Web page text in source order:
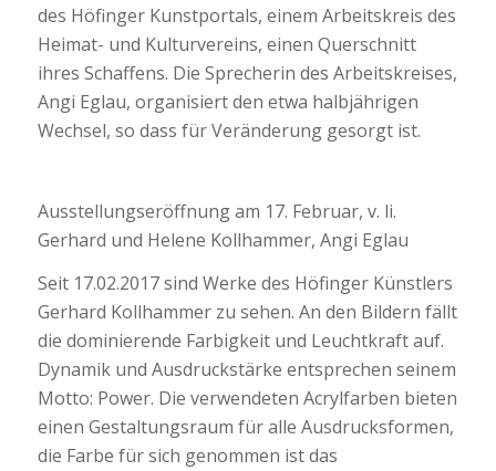
des Höfinger Kunstportals, einem Arbeitskreis des
Heimat- und Kulturvereins, einen Querschnitt
ihres Schaffens. Die Sprecherin des Arbeitskreises,
Angi Eglau, organisiert den etwa halbjährigen
Wechsel, so dass für Veränderung gesorgt ist.
Ausstellungseröffnung am 17. Februar, v. li.
Gerhard und Helene Kollhammer, Angi Eglau
Seit 17.02.2017 sind Werke des Höfinger Künstlers
Gerhard Kollhammer zu sehen. An den Bildern fällt
die dominierende Farbigkeit und Leuchtkraft auf.
Dynamik und Ausdruckstärke entsprechen seinem
Motto: Power. Die verwendeten Acrylfarben bieten
einen Gestaltungsraum für alle Ausdrucksformen,
die Farbe für sich genommen ist das